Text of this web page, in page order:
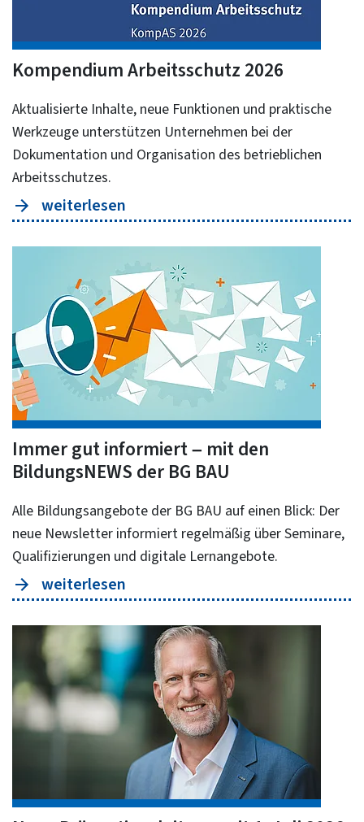
Kompendium Arbeitsschutz 2026
Aktualisierte Inhalte, neue Funktionen und praktische
Werkzeuge unterstützen Unternehmen bei der
Dokumentation und Organisation des betrieblichen
Arbeitsschutzes.
weiterlesen
Immer gut informiert – mit den
BildungsNEWS der BG BAU
Alle Bildungsangebote der BG BAU auf einen Blick: Der
neue Newsletter informiert regelmäßig über Seminare,
Qualifizierungen und digitale Lernangebote.
weiterlesen